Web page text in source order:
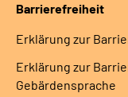
Barrierefreiheit
Erklärung zur
Erklärung zur
Gebärdensprache